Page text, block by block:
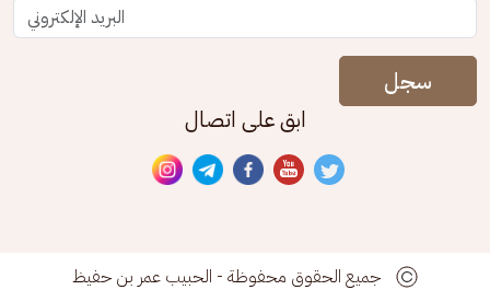
سجل
ابق على اتصال
جميع الحقوق محفوظة - الحبيب عمر بن حفيظ